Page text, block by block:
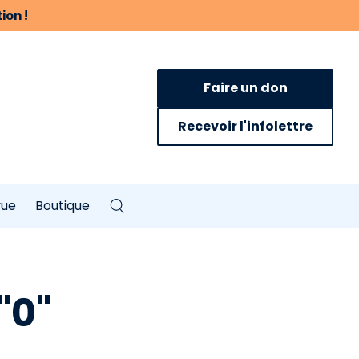
!
Faire un don
Recevoir l'infolettre
Boutique